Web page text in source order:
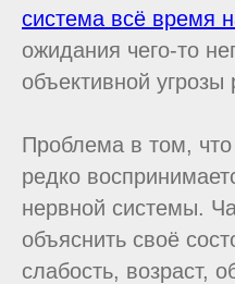
система всё время
ожидания чего-то
объективной угрозы
Проблема в том,
редко
нервной системы.
объяснить своё
слабость, возраст,